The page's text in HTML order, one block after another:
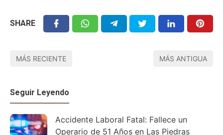
SHARE
MÁS RECIENTE MÁS ANTIGUA
Seguir Leyendo
Accidente Laboral Fatal: Fallece un
Operario de 51 Años en Las Piedras